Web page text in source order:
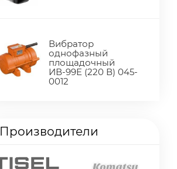
Вибратор
однофазный
площадочный
ИВ-99Е (220 В) 045-
0012
Производители